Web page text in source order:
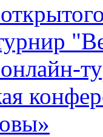
онлайн-